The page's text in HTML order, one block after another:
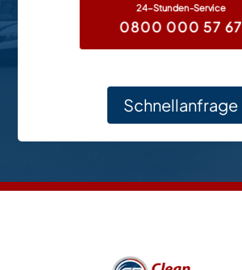
24-Stunden-Service
0800 000 57 67
Schnellanfrage